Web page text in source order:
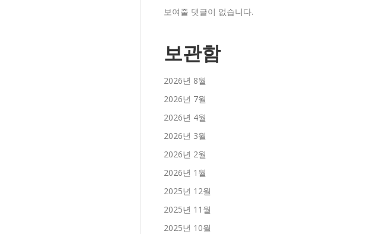
보여줄 댓글이 없습니다.
보관함
2026년 8월
2026년 7월
2026년 4월
2026년 3월
2026년 2월
2026년 1월
2025년 12월
2025년 11월
2025년 10월